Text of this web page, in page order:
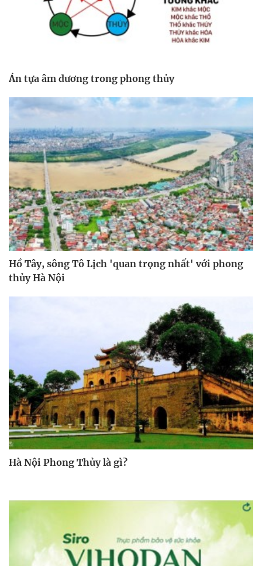
Án tựa âm dương trong phong thủy
Hồ Tây, sông Tô Lịch 'quan trọng nhất' với phong
thủy Hà Nội
Hà Nội Phong Thủy là gì?